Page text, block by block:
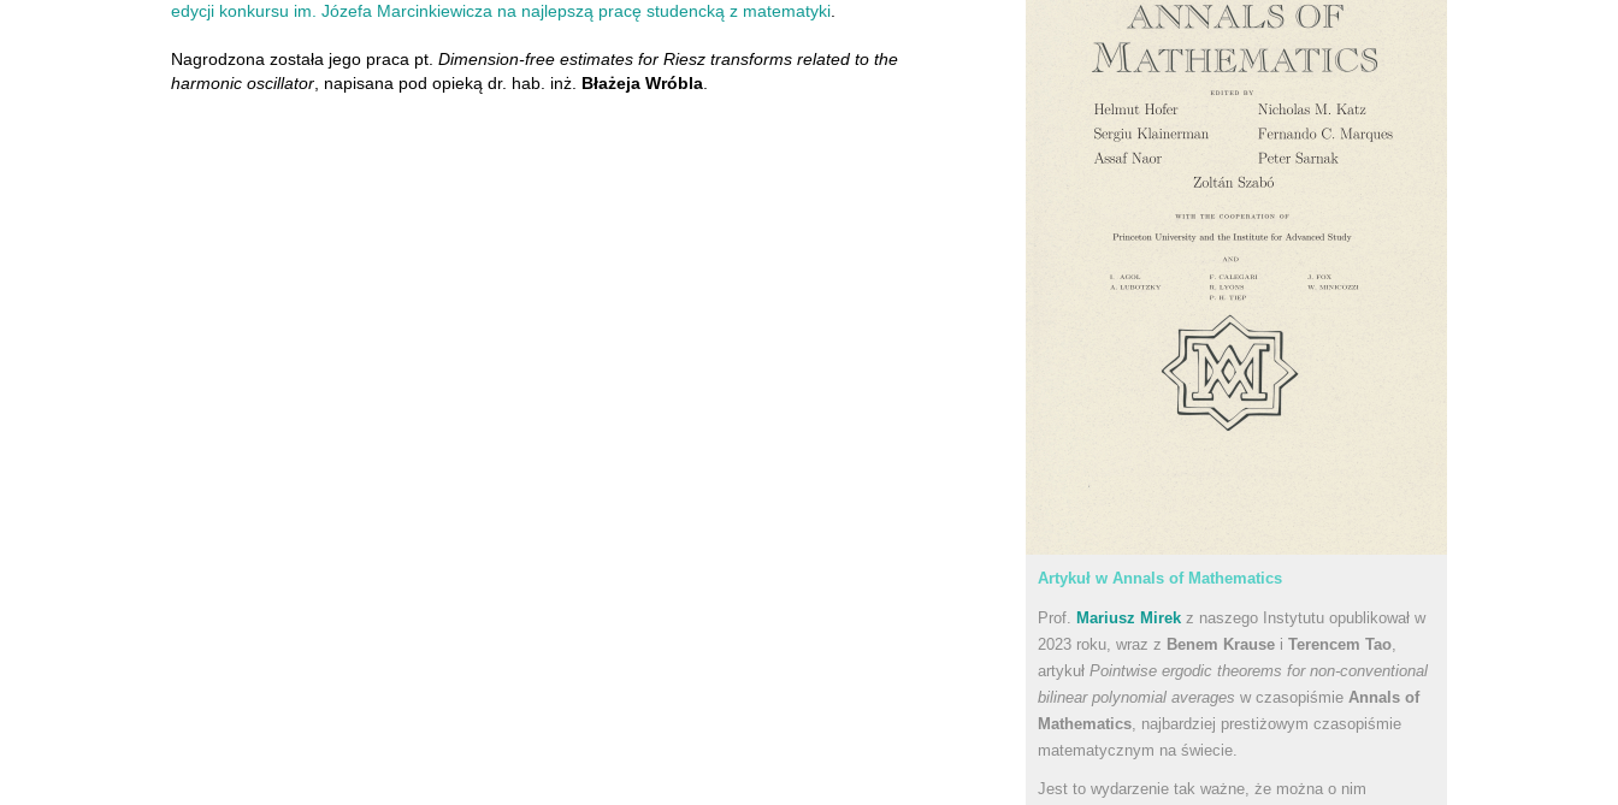
edycji konkursu im. Józefa Marcinkiewicza na najlepszą pracę studencką z matematyki
Nagrodzona została jego praca pt. Dimension-free estimates for Riesz transforms related to the
harmonic oscillator , napisana pod opieką dr. hab. inż. Błażeja Wróbla
Artykuł w Annals of Mathematics
Prof. Mariusz Mirek z naszego Instytutu opublikował w
2023 roku, wraz z Benem Krause i Terencem Tao
artykuł Pointwise ergodic theorems for non-conventional
bilinear polynomial averages w czasopiśmie Annals of
Mathematics , najbardziej prestiżowym czasopiśmie
matematycznym na świecie.
Jest to wydarzenie tak ważne, że można o nim